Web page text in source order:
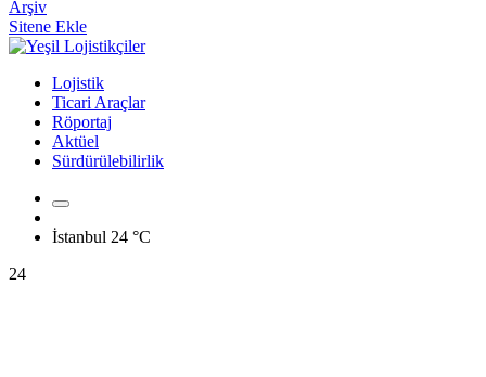
Arşiv
Sitene Ekle
Lojistik
Ticari Araçlar
Röportaj
Aktüel
Sürdürülebilirlik
İstanbul 24 °C
24